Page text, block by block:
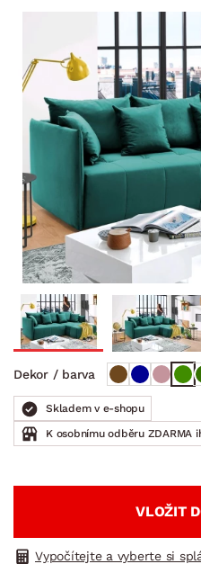
Dekor / barva
Skladem v e-shopu
K osobnímu odběru ZDARMA
VLOŽIT
Vypočítejte a vyberte si